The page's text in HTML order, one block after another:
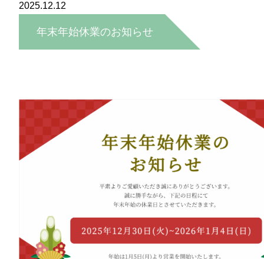
2025.12.12
年末年始休業のお知らせ